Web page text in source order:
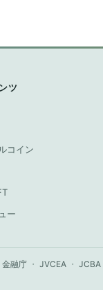
ツ
コイン
ー
金融庁 ・ JVCEA ・ JCBA